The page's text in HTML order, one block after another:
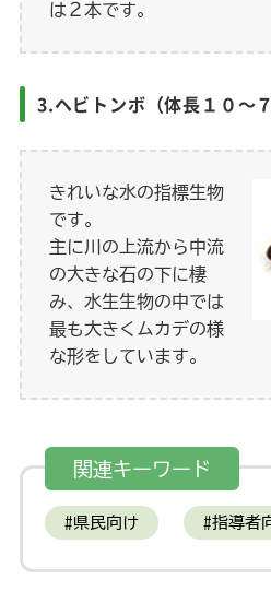
は２本です。
3.ヘビトンボ（体長１０～
きれいな水の指標生物
です。
主に川の上流から中流
の大きな石の下に棲
み、水生生物の中では
最も大きくムカデの様
な形をしています。
関連キーワード
県民向け 指導者